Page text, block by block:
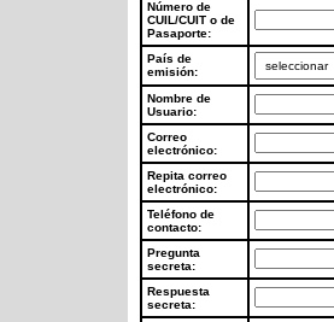
Número de
CUIL/CUIT o de
Pasaporte:
País de
emisión:
Nombre de
Usuario:
Correo
electrónico:
Repita correo
electrónico:
Teléfono de
contacto:
Pregunta
secreta:
Respuesta
secreta: